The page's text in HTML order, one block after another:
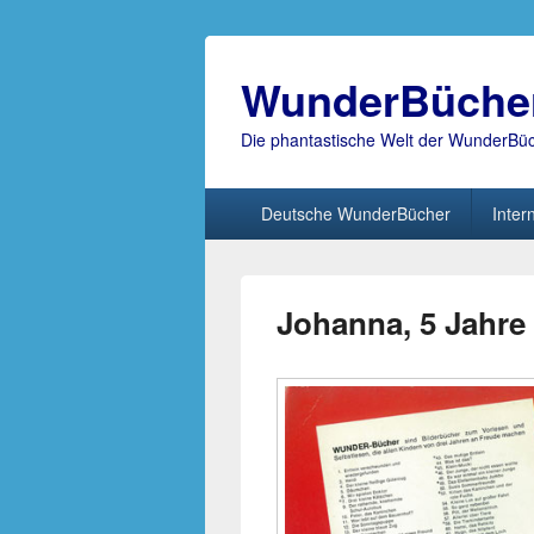
Die phantastische Welt der
Deutsche WunderBücher
Johanna, 5